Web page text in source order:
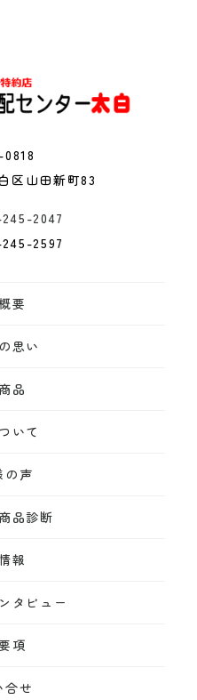
区山田新町83
2047
2597
要
思い
品
いて
の声
品診断
報
タビュー
項
合せ